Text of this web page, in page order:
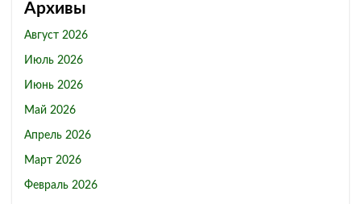
Архивы
Август 2026
Июль 2026
Июнь 2026
Май 2026
Апрель 2026
Март 2026
Февраль 2026